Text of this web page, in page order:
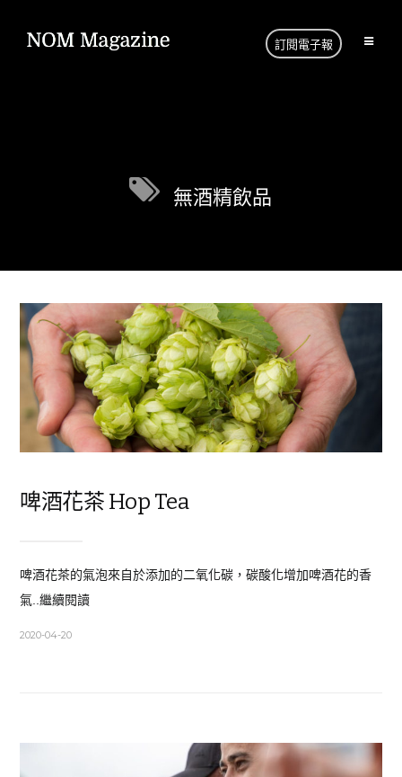
訂閱電子報
無酒精飲品
啤酒花茶 Hop Tea
啤酒花茶的氣泡來自於添加的二氧化碳，碳酸化增加啤酒花的香
氣..繼續閱讀
2020-04-20